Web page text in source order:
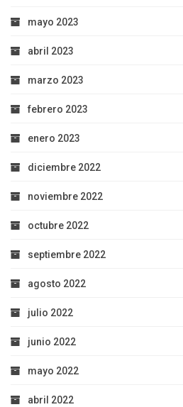
mayo 2023
abril 2023
marzo 2023
febrero 2023
enero 2023
diciembre 2022
noviembre 2022
octubre 2022
septiembre 2022
agosto 2022
julio 2022
junio 2022
mayo 2022
abril 2022